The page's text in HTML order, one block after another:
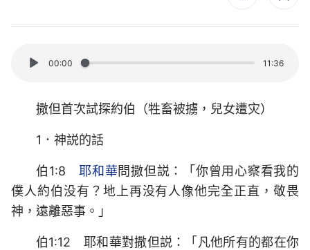
00:00 11:36
撒但首次試探約伯（牲畜被擄，兒女遭灾）
1．神説的話
伯1:8耶和華問撒但説：「你曾用心察看我的
僕人約伯没有？地上再没有人像他完全正直，敬畏
神，遠離惡事。」
伯1:12 耶和華對撒但説：「凡他所有的都在你